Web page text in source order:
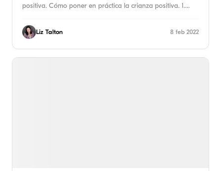
positiva. Cómo poner en práctica la crianza positiva. 1.…
Liz Talton 8 feb 2022